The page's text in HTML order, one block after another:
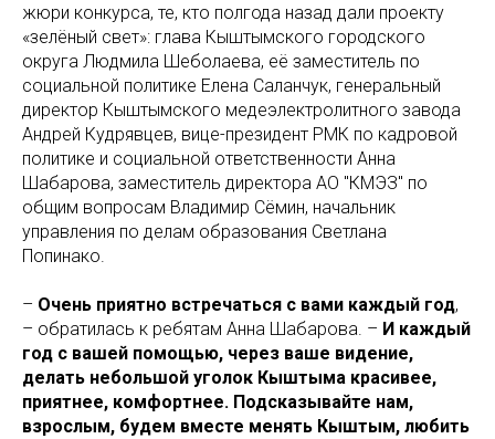
жюри конкурса, те, кто полгода назад дали проекту
«зелёный свет»: глава Кыштымского городского
округа Людмила Шеболаева, её заместитель по
социальной политике Елена Саланчук, генеральный
директор Кыштымского медеэлектролитного завода
Андрей Кудрявцев, вице-президент РМК по кадровой
политике и социальной ответственности Анна
Шабарова, заместитель директора АО "КМЭЗ" по
общим вопросам Владимир Сёмин, начальник
управления по делам образования Светлана
Попинако.
– Очень приятно встречаться с вами каждый год,
– обратилась к ребятам Анна Шабарова. – И каждый
год с вашей помощью, через ваше видение,
делать небольшой уголок Кыштыма красивее,
приятнее, комфортнее. Подсказывайте нам,
взрослым, будем вместе менять Кыштым, любить